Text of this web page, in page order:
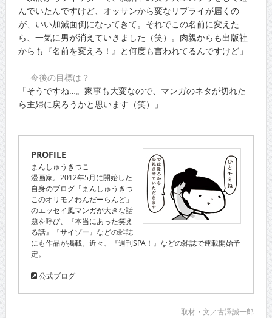
んでいたんですけど、オッサンから変なリプライが届くの
が、いい加減面倒になってきて。それでこの名前に変えた
ら、一気に男が消えていきました（笑）。肉親からも出版社
からも『名前を変えろ！』と何度も言われてるんですけど」
──今後の目標は？
「そうですね…。家事も大変なので、マンガのネタが切れた
ら主婦に戻ろうかと思います（笑）」
PROFILE
まんしゅうきつこ
漫画家。2012年5月に開始した
自身のブログ「まんしゅうきつ
このオリモノわんだーらんど」
のエッセイ風マンガが大きな話
題を呼び、『本当にあった笑え
る話』『サイゾー』などの雑誌
にも作品が掲載。近々、『週刊SPA！』などの雑誌で連載開始予
定。
公式ブログ
取材・文／古澤誠一郎